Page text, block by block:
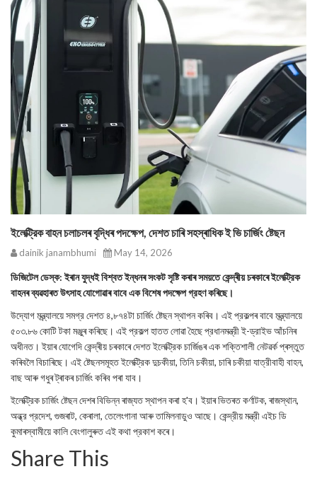
ইলেক্ট্রিক বাহন চলাচলৰ বৃদ্ধিৰ পদক্ষেপ, দেশত চাৰি সহস্ৰাধিক ই ভি চার্জিং ষ্টেছন
dainik janambhumi May 14, 2026
ডিজিটেল ডেস্ক: ইৰান যুদ্ধই বিশ্বত ইন্ধনৰ সংকট সৃষ্টি কৰাৰ সময়তে কেন্দ্ৰীয় চৰকাৰে ইলেক্ট্রিক
বাহনৰ ব্যৱহাৰত উৎসাহ যোগোৱাৰ বাবে এক বিশেষ পদক্ষেপ গ্রহণ কৰিছে।
উদ্যোগ মন্ত্ৰ্যালয়ে সমগ্র দেশত ৪,৮৭৪টা চার্জিং ষ্টেছন স্থাপন কৰিব। এই প্রকল্পৰ বাবে মন্ত্র্যালয়ে
৫০৩.৮৬ কোটি টকা মঞ্জুৰ কৰিছে। এই প্রকল্প হাতত লোৱা হৈছে প্রধানমন্ত্রী ই-ড্রাইভ আঁচনিৰ
অধীনত। ইয়াৰ যোগেদি কেন্দ্ৰীয় চৰকাৰে দেশত ইলেক্ট্রিক চাৰ্জিঙৰ এক শক্তিশালী নেটৱৰ্ক প্ৰস্তুত
কৰিবলৈ বিচাৰিছে। এই ষ্টেছনসমূহত ইলেক্ট্রিক দুচকীয়া, তিনি চকীয়া, চাৰি চকীয়া যাত্রীবাহী বাহন,
বাছ আৰু গধুৰ ট্ৰাকৰ চাৰ্জিং কৰিব পৰা যাব।
ইলেক্ট্রিক চার্জিং ষ্টেছন দেশৰ বিভিন্ন ৰাজ্যত স্থাপন কৰা হ'ব। ইয়াৰ ভিতৰত কৰ্ণাটক, ৰাজস্থান,
অন্ধ্র প্রদেশ, গুজৰাট, কেৰালা, তেলেংগানা আৰু তামিলনাডুও আছে। কেন্দ্রীয় মন্ত্রী এইচ ডি
কুমাৰস্বামীয়ে কালি বেংগালুৰুত এই কথা প্রকাশ কৰে।
Share This